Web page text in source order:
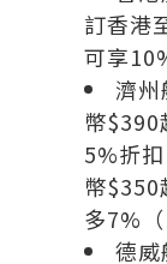
訂香港
可享
濟
幣$390
5%折
幣
多7%
德威